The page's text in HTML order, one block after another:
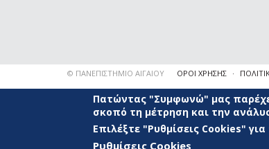
© ΠΑΝΕΠΙΣΤΗΜΙΟ ΑΙΓΑΙΟΥ ΟΡΟΙ ΧΡΗΣΗΣ
Πατώντας "Συμφωνώ" μας
σκοπό τη μέτρηση και την
Επιλέξτε "Ρυθμίσεις Cookies"
Ρυθμίσεις Cookies